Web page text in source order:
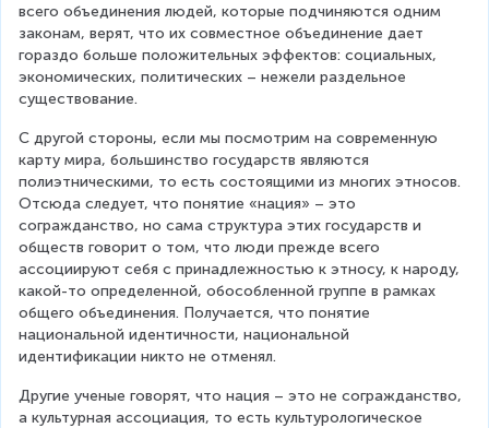
всего объединения людей, которые подчиняются одним
законам, верят, что их совместное объединение дает
гораздо больше положительных эффектов: социальных,
экономических, политических – нежели раздельное
существование.
С другой стороны, если мы посмотрим на современную
карту мира, большинство государств являются
полиэтническими, то есть состоящими из многих этносов.
Отсюда следует, что понятие «нация» – это
согражданство, но сама структура этих государств и
обществ говорит о том, что люди прежде всего
ассоциируют себя с принадлежностью к этносу, к народу,
какой-то определенной, обособленной группе в рамках
общего объединения. Получается, что понятие
национальной идентичности, национальной
идентификации никто не отменял.
Другие ученые говорят, что нация – это не согражданство,
а культурная ассоциация, то есть культурологическое